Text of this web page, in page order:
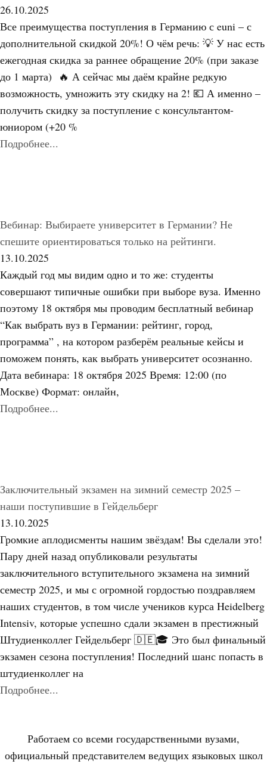
26.10.2025
Все преимущества поступления в Германию с euni – с
дополнительной скидкой 20%! О чём речь: 💡 У нас есть
ежегодная скидка за раннее обращение 20% (при заказе
до 1 марта) 🔥 А сейчас мы даём крайне редкую
возможность, умножить эту скидку на 2! 💶 А именно –
получить скидку за поступление с консультантом-
юниором (+20 %
Подробнее...
Вебинар: Выбираете университет в Германии? Не
спешите ориентироваться только на рейтинги.
13.10.2025
Каждый год мы видим одно и то же: студенты
совершают типичные ошибки при выборе вуза. Именно
поэтому 18 октября мы проводим бесплатный вебинар
“Как выбрать вуз в Германии: рейтинг, город,
программа” , на котором разберём реальные кейсы и
поможем понять, как выбрать университет осознанно.
Дата вебинара: 18 октября 2025 Время: 12:00 (по
Москве) Формат: онлайн,
Подробнее...
Заключительный экзамен на зимний семестр 2025 –
наши поступившие в Гейдельберг
13.10.2025
Громкие аплодисменты нашим звёздам! Вы сделали это!
Пару дней назад опубликовали результаты
заключительного вступительного экзамена на зимний
семестр 2025, и мы с огромной гордостью поздравляем
наших студентов, в том числе учеников курса Heidelberg
Intensiv, которые успешно сдали экзамен в престижный
Штудиенколлег Гейдельберг 🇩🇪🎓 Это был финальный
экзамен сезона поступления! Последний шанс попасть в
штудиенколлег на
Подробнее...
Работаем со всеми государственными вузами,
официальный представителем ведущих языковых школ